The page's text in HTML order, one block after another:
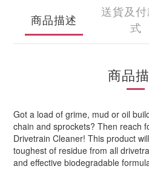
商品描述
送貨及
式
商品
Got a load of grime, mud or oil
chain and sprockets? Then reach
Drivetrain Cleaner! This product
toughest of residue from all
and effective biodegradable